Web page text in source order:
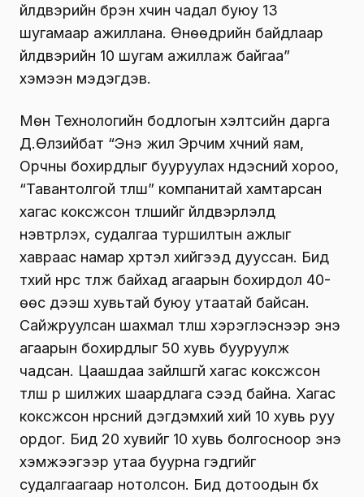
үйлдвэрийн бүрэн хүчин чадал буюу 13
шугамаар ажиллана. Өнөөдрийн байдлаар
үйлдвэрийн 10 шугам ажиллаж байгаа”
хэмээн мэдэгдэв.
Мөн Технологийн бодлогын хэлтсийн дарга
Д.Өлзийбат “Энэ жил Эрчим хүчний яам,
Орчны бохирдлыг бууруулах үндэсний хороо,
“Тавантолгой түлш” компанитай хамтарсан
хагас коксжсон түлшийг үйлдвэрлэлд
нэвтрүүлэх, судалгаа туршилтын ажлыг
хавраас намар хүртэл хийгээд дууссан. Бид
түүхий нүүрс түлж байхад агаарын бохирдол 40-
өөс дээш хувьтай буюу утаатай байсан.
Сайжруулсан шахмал түлш хэрэглэснээр энэ
агаарын бохирдлыг 50 хувь бууруулж
чадсан. Цаашдаа зайлшгүй хагас коксжсон
түлш рүү шилжих шаардлага үүсээд байна. Хагас
коксжсон нүүрсний дэгдэмхий хий 10 хувь руу
ордог. Бид 20 хувийг 10 хувь болгосноор энэ
хэмжээгээр утаа буурна гэдгийг
судалгаагаар нотолсон. Бид дотоодын бүх